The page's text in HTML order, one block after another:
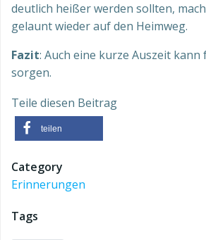
deutlich heißer werden sollten,
gelaunt wieder auf den Heimweg.
Fazit: Auch eine kurze Auszeit
sorgen.
Teile diesen Beitrag
teilen
Category
Erinnerungen
Tags